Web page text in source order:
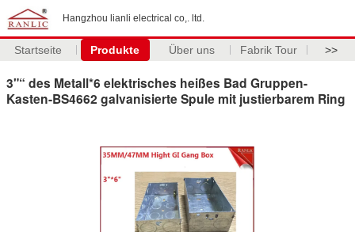
Hangzhou lianli electrical co,. ltd.
Startseite Produkte Über uns Fabrik Tour >>
3"“ des Metall*6 elektrisches heißes Bad Gruppen-
Kasten-BS4662 galvanisierte Spule mit justierbarem Ring